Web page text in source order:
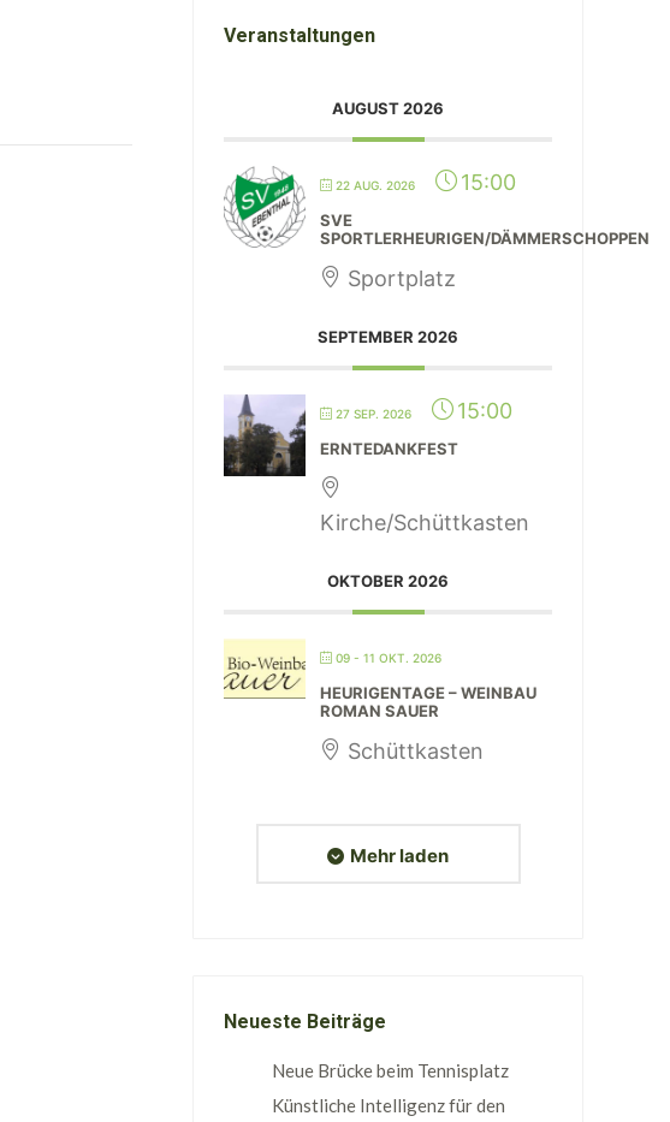
Veranstaltungen
AUGUST 2026
22 AUG. 2026 15:00
SVE
SPORTLERHEURIGEN/DÄMMERSCHOPPEN
Sportplatz
SEPTEMBER 2026
27 SEP. 2026 15:00
ERNTEDANKFEST
Kirche/Schüttkasten
OKTOBER 2026
09 - 11 OKT. 2026
HEURIGENTAGE – WEINBAU
ROMAN SAUER
Schüttkasten
Mehr laden
Neueste Beiträge
Neue Brücke beim Tennisplatz
Künstliche Intelligenz für den